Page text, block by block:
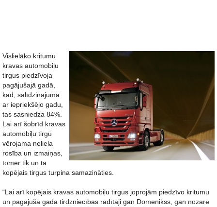
Vislielāko kritumu
kravas automobiļu
tirgus piedzīvoja
pagājušajā gadā,
kad, salīdzinājumā
ar iepriekšējo gadu,
tas sasniedza 84%.
Lai arī šobrīd kravas
automobiļu tirgū
vērojama neliela
rosība un izmaiņas,
tomēr tik un tā
kopējais tirgus turpina samazināties.
“Lai arī kopējais kravas automobiļu tirgus joprojām piedzīvo kritumu
un pagājušā gada tirdzniecības rādītāji gan Domenikss, gan nozarē